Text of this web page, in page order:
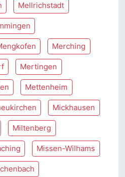
Mellrichstadt
Merching
Mertingen
Mettenheim
Mickhausen
Miltenberg
Missen-Wilhams